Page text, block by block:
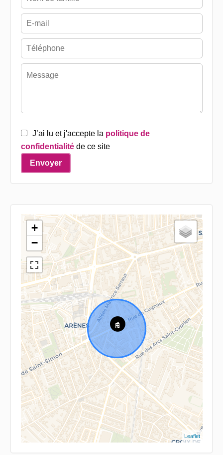
J’ai lu et j'accepte la politique de
confidentialitéde ce site
Envoyer
+
−
Leaflet